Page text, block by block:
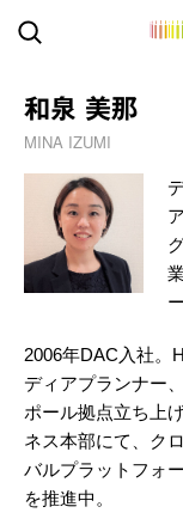
和泉 美那
MINA IZUMI
ー
2006年DAC入社。
ディアプランナー
ポール拠点立ち上
ネス本部にて、ク
バルプラットフォ
を推進中。